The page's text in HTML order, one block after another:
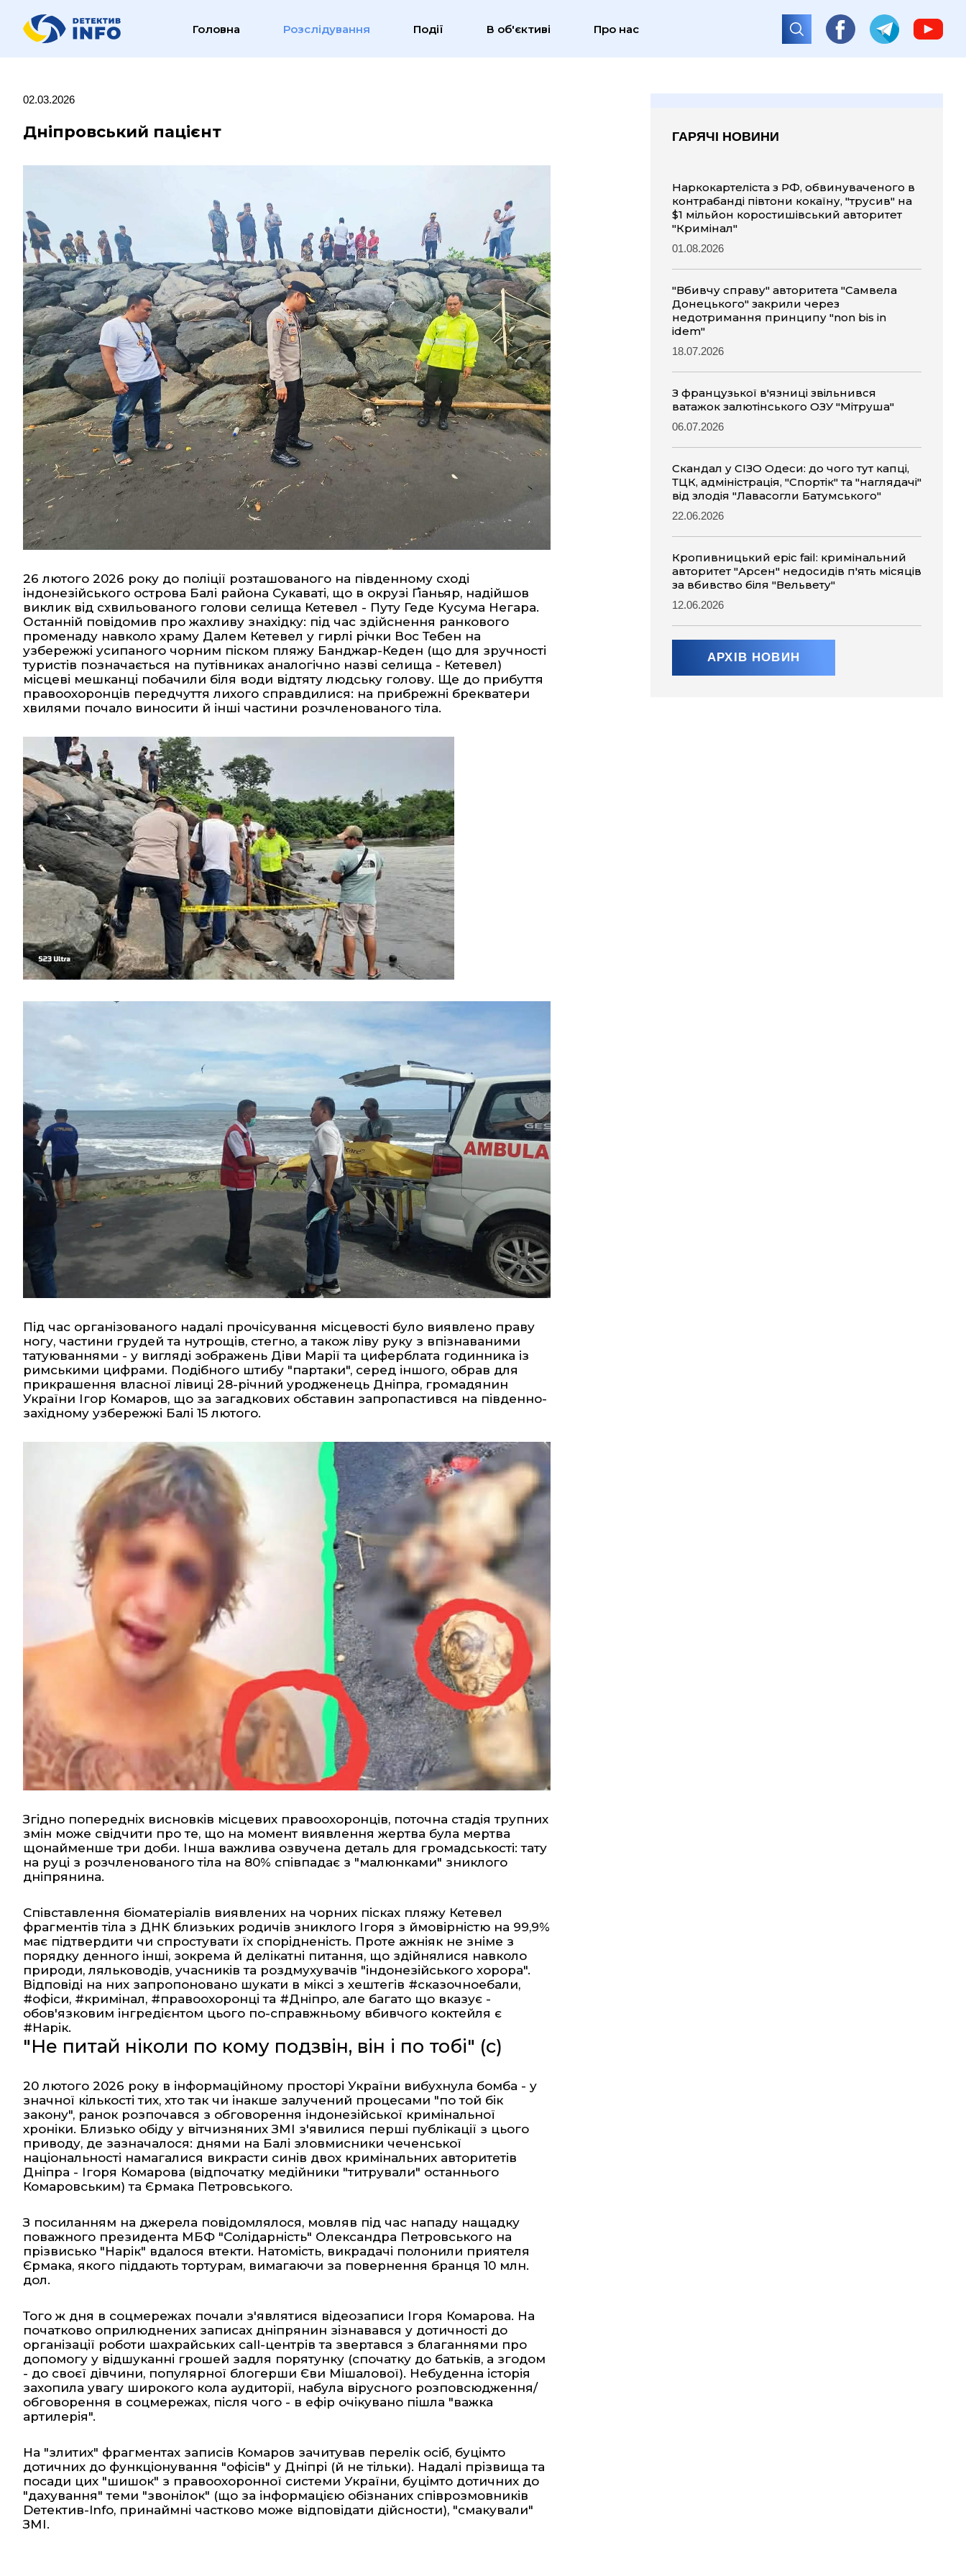
Головна Розслідування Події В об'єктиві Про нас
02.03.2026
Дніпровський пацієнт
26 лютого 2026 року до поліції розташованого на південному сході
індонезійського острова Балі района Сукаваті, що в окрузі Ґіаньяр, надійшов
виклик від схвильованого голови селища Кетевел - Путу Геде Кусума Негара.
Останній повідомив про жахливу знахідку: під час здійснення ранкового
променаду навколо храму Далем Кетевел у гирлі річки Вос Тебен на
узбережжі усипаного чорним піском пляжу Банджар-Кеден (що для зручності
туристів позначається на путівниках аналогічно назві селища - Кетевел)
місцеві мешканці побачили біля води відтяту людську голову. Ще до прибуття
правоохоронців передчуття лихого справдилися: на прибрежні брекватери
хвилями почало виносити й інші частини розчленованого тіла.
Під час організованого надалі прочісування місцевості було виявлено праву
ногу, частини грудей та нутрощів, стегно, а також ліву руку з впізнаваними
татуюваннями - у вигляді зображень Діви Марії та циферблата годинника із
римськими цифрами. Подібного штибу "партаки", серед іншого, обрав для
прикрашення власної лівиці 28-річний уродженець Дніпра, громадянин
України Ігор Комаров, що за загадкових обставин запропастився на південно-
західному узбережжі Балі 15 лютого.
Згідно попередніх висновків місцевих правоохоронців, поточна стадія трупних
змін може свідчити про те, що на момент виявлення жертва була мертва
щонайменше три доби. Інша важлива озвучена деталь для громадськості: тату
на руці з розчленованого тіла на 80% співпадає з "малюнками" зниклого
дніпрянина.
Співставлення біоматеріалів виявлених на чорних пісках пляжу Кетевел
фрагментів тіла з ДНК близьких родичів зниклого Ігоря з ймовірністю на 99,9%
має підтвердити чи спростувати їх спорідненість. Проте ажніяк не зніме з
порядку денного інші, зокрема й делікатні питання, що здійнялися навколо
природи, ляльководів, учасників та роздмухувачів "індонезійського хорора".
Відповіді на них запропоновано шукати в міксі з хештегів #сказочноебали,
#офіси, #кримінал, #правоохоронці та #Дніпро, але багато що вказує -
обов'язковим інгредієнтом цього по-справжньому вбивчого коктейля є
#Нарік.
"Не питай ніколи по кому подзвін, він і по тобі" (с)
20 лютого 2026 року в інформаційному просторі України вибухнула бомба - у
значної кількості тих, хто так чи інакше залучений процесами "по той бік
закону", ранок розпочався з обговорення індонезійської кримінальної
хроніки. Близько обіду у вітчизняних ЗМІ з'явилися перші публікації з цього
приводу, де зазначалося: днями на Балі зловмисники чеченської
національності намагалися викрасти синів двох кримінальних авторитетів
Дніпра - Ігоря Комарова (відпочатку медійники "титрували" останнього
Комаровським) та Єрмака Петровського.
З посиланням на джерела повідомлялося, мовляв під час нападу нащадку
поважного президента МБФ "Солідарність" Олександра Петровського на
прізвисько "Нарік" вдалося втекти. Натомість, викрадачі полонили приятеля
Єрмака, якого піддають тортурам, вимагаючи за повернення бранця 10 млн.
дол.
Того ж дня в соцмережах почали з'являтися відеозаписи Ігоря Комарова. На
початково оприлюднених записах дніпрянин зізнавався у дотичності до
організації роботи шахрайських call-центрів та звертався з благаннями про
допомогу у відшуканні грошей задля порятунку (спочатку до батьків, а згодом
- до своєї дівчини, популярної блогерши Єви Мішалової). Небуденна історія
захопила увагу широкого кола аудиторії, набула вірусного розповсюдження/
обговорення в соцмережах, після чого - в ефір очікувано пішла "важка
артилерія".
На "злитих" фрагментах записів Комаров зачитував перелік осіб, буцімто
дотичних до функціонування "офісів" у Дніпрі (й не тільки). Надалі прізвища та
посади цих "шишок" з правоохоронної системи України, буцімто дотичних до
"дахування" теми "звонілок" (що за інформацією обізнаних співрозмовників
Dетектив-Info, принаймні частково може відповідати дійсности), "смакували"
ЗМІ.
ГАРЯЧІ НОВИНИ
Наркокартеліста з РФ, обвинуваченого в
контрабанді півтони кокаїну, "трусив" на
$1 мільйон коростишівський авторитет
"Кримінал"
01.08.2026
"Вбивчу справу" авторитета "Самвела
Донецького" закрили через
недотримання принципу "non bis in
idem"
18.07.2026
З французької в'язниці звільнився
ватажок залютінського ОЗУ "Мітруша"
06.07.2026
Скандал у СІЗО Одеси: до чого тут капці,
ТЦК, адміністрація, "Спортік" та "наглядачі"
від злодія "Лавасогли Батумського"
22.06.2026
Кропивницький epic fail: кримінальний
авторитет "Арсен" недосидів п'ять місяців
за вбивство біля "Вельвету"
12.06.2026
АРХІВ НОВИН